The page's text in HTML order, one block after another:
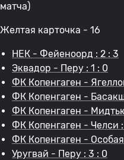
матча)
Желтая карточка - 16
НЕК - Фейеноорд : 2 : 3
Эквадор - Перу : 1 : 0
ФК Копенгаген -
ФК Копенгаген -
ФК Копенгаген -
ФК Копенгаген - Челси :
ФК Копенгаген -
Уругвай - Перу : 3 : 0